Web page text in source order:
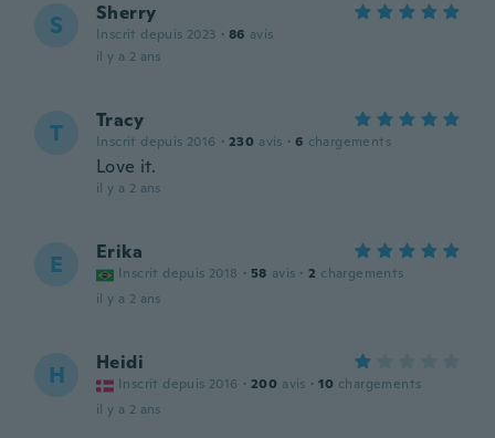
S Sherry
Inscrit depuis 2023 · 86 avis
il y a 2 ans
T Tracy
Inscrit depuis 2016 · 230 avis · 6 chargements
Love it.
il y a 2 ans
E Erika
Inscrit depuis 2018 · 58 avis · 2 chargements
il y a 2 ans
H Heidi
Inscrit depuis 2016 · 200 avis · 10 chargements
il y a 2 ans